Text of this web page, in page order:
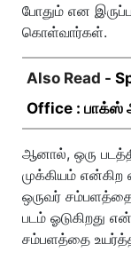
போதும் என
கொள்வார்கள்.
Also Read -
Office : பாக்ஸ்
ஆனால், ஒரு
முக்கியம்
ஒருவர்
படம் ஓடுகிறது
சம்பளத்தை